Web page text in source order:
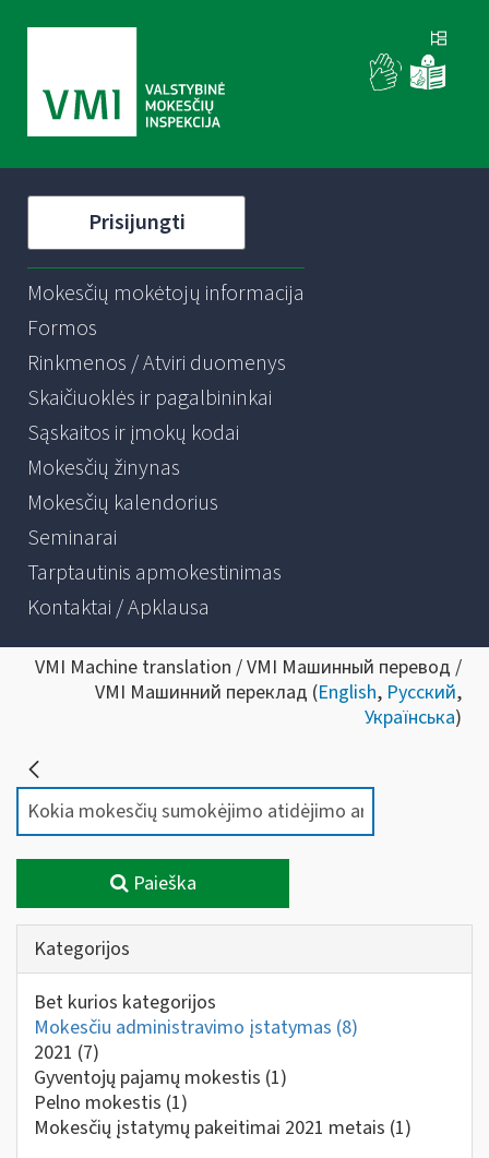
Prisijungti
Mokesčių mokėtojų informacija
Formos
Rinkmenos / Atviri duomenys
Skaičiuoklės ir pagalbininkai
Sąskaitos ir įmokų kodai
Mokesčių žinynas
Mokesčių kalendorius
Seminarai
Tarptautinis apmokestinimas
Kontaktai / Apklausa
VMI Machine translation / VMI Машинный перевод /
VMI Машинний переклад (English, Русский,
Українська)
Paieška
Kategorijos
Bet kurios kategorijos
Mokesčiu administravimo įstatymas (8)
2021 (7)
Gyventojų pajamų mokestis (1)
Pelno mokestis (1)
Mokesčių įstatymų pakeitimai 2021 metais (1)